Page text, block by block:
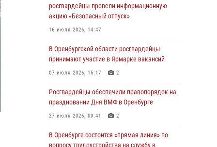
Росгвардейцы предотвратили трагедию:
26 июля 2026, 10:09 1
Росгвардейцы Оренбургской области
образовательных учреждений к новому
24 июля 2026, 09:32 1
Итоги работы Управления вневедомственной
охраны Росгвардии по Оренбургской области
росгвардейцы провели информационную
акцию «Безопасный отпуск»
16 июля 2026, 14:47
В Оренбургской области росгвардейцы
принимают участие в Ярмарке вакансий
07 июля 2026, 15:17 2
Росгвардейцы обеспечили правопорядок на
праздновании Дня ВМФ в Оренбурге
27 июля 2026, 09:41 2
В Оренбурге состоится «прямая линия» по
вопросу трудоустройства на службу в